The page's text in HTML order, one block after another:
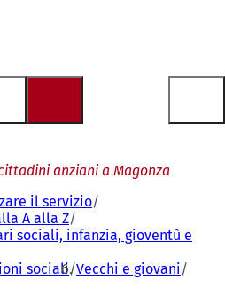
anziani a Magonza
il servizio
A alla Z
sociali, infanzia, gioventù e
sociali Vecchi e giovani